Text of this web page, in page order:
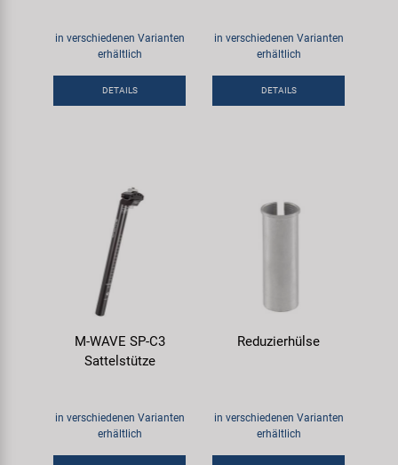
in verschiedenen Varianten
erhältlich
DETAILS
in verschiedenen Varianten
erhältlich
DETAILS
M-WAVE SP-C3
Sattelstütze
in verschiedenen Varianten
erhältlich
Reduzierhülse
in verschiedenen Varianten
erhältlich